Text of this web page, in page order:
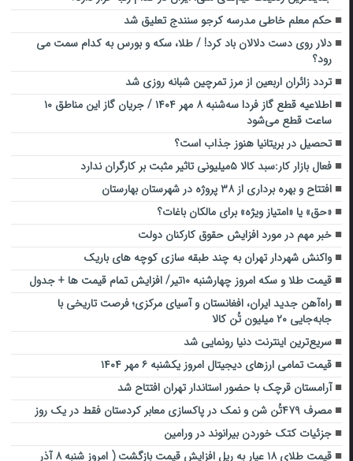
حکم معلم‌ خاطی مدرسه کرجو سنندج تعلیق شد
دلار روی دست دلالان باد کرد! / طلا، سکه و بورس به کدام سمت می
رود؟
تردد زائران اربعین از مرز تمرچین شبانه روزی شد
اطلاعیه قطع گاز فردا سه‌شنبه ۸ مهر ۱۴۰۴ / جریان گاز این مناطق ۱۰
ساعت قطع می‌شود
تحصیل در بریتانیا هنوز جذاب است؟
فعال بازار کار:سبد کالا ۵میلیونی تاثیر مثبت بر کارگران ندارد
افتتاح و بهره برداری از ۳۸ پروژه در شهرستان بهارستان
«حق» یا «امتیاز ویژه» برای مالکان باغات؟
خبر مهم در مورد افزایش حقوق کارکنان دولت
واکنش شهردار تهران به چند طبقه سازی کوچه های باریک
قیمت طلا و سکه امروز چهارشنبه ۱۰تیر/ افزایش تمام قیمت ها + جدول
راه‌آهن جدید ایران، افغانستان و آسیای مرکزی؛ فرصت تاریخی با
جابه‌جایی ۲۰ میلیون تُن کالا
سریع‌ترین اینترنت دنیا رونمایی شد
قیمت تمامی ارز‌های دیجیتال امروز یکشنبه ۶ مهر ۱۴۰۴
آرامستان قرچک با حضور استاندار تهران افتتاح شد
مصرف ۴۷۹تُن شن و نمک در پاکسازی معابر کردستان فقط در یک روز
جزئیات کتک خوردن بیرانوند در ورامین
قیمت طلای ۱۸ عیار به ریل افزایش قیمت بازگشت ( امروز شنبه ۸ آذر